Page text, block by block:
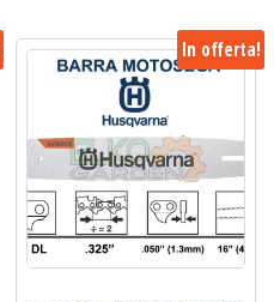
In offerta!